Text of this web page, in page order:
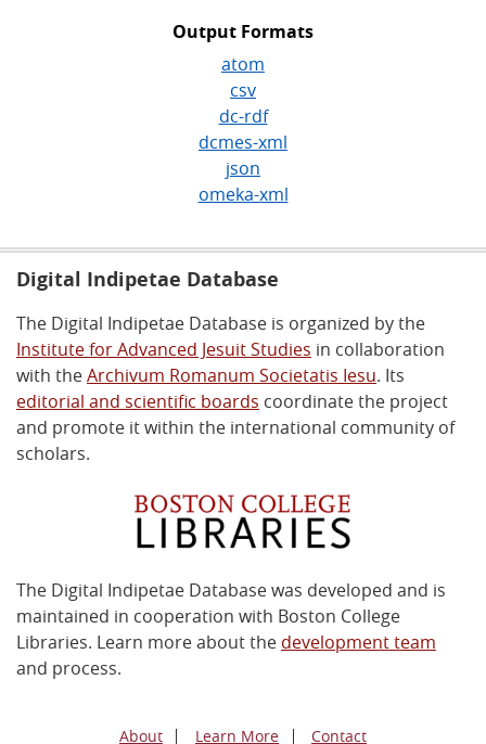
Output Formats
atom
csv
dc-rdf
dcmes-xml
json
omeka-xml
Digital Indipetae Database
The Digital Indipetae Database is organized by the
Institute for Advanced Jesuit Studies in collaboration
with theArchivum Romanum Societatis Iesu. Its
editorial and scientific boards coordinate the project
and promote it within the international community of
scholars.
The Digital Indipetae Database was developed and is
maintained in cooperation with Boston College
Libraries. Learn more about the development team
and process.
About Learn More Contact